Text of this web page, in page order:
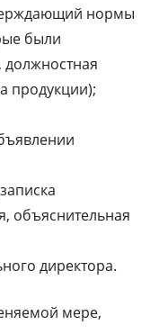
нормы
были
должностная
продукции);
объяснительная
директора.
мере,